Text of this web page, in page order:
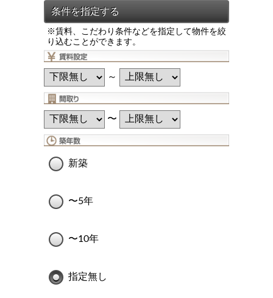
※賃料、こだわり条件などを指定して物件を絞
り込むことができます。
～
〜
新築
〜5年
〜10年
指定無し